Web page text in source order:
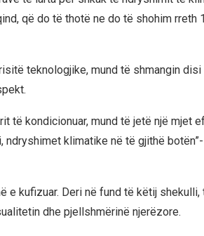
që do të thotë ne do të shohim rreth
teknologjike, mund të shmangin
të kondicionuar, mund të jetë një mjet
klimatike në të gjithë
e kufizuar. Deri në fund të këtij shekulli,
dhe pjellshmërinë njerëzore.